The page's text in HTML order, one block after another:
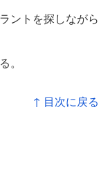
ントを探しながら
。
↑ 目次に戻る